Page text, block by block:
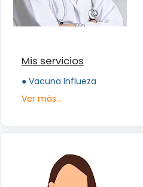
Mis servicios
● Vacuna Influeza
Ver más...